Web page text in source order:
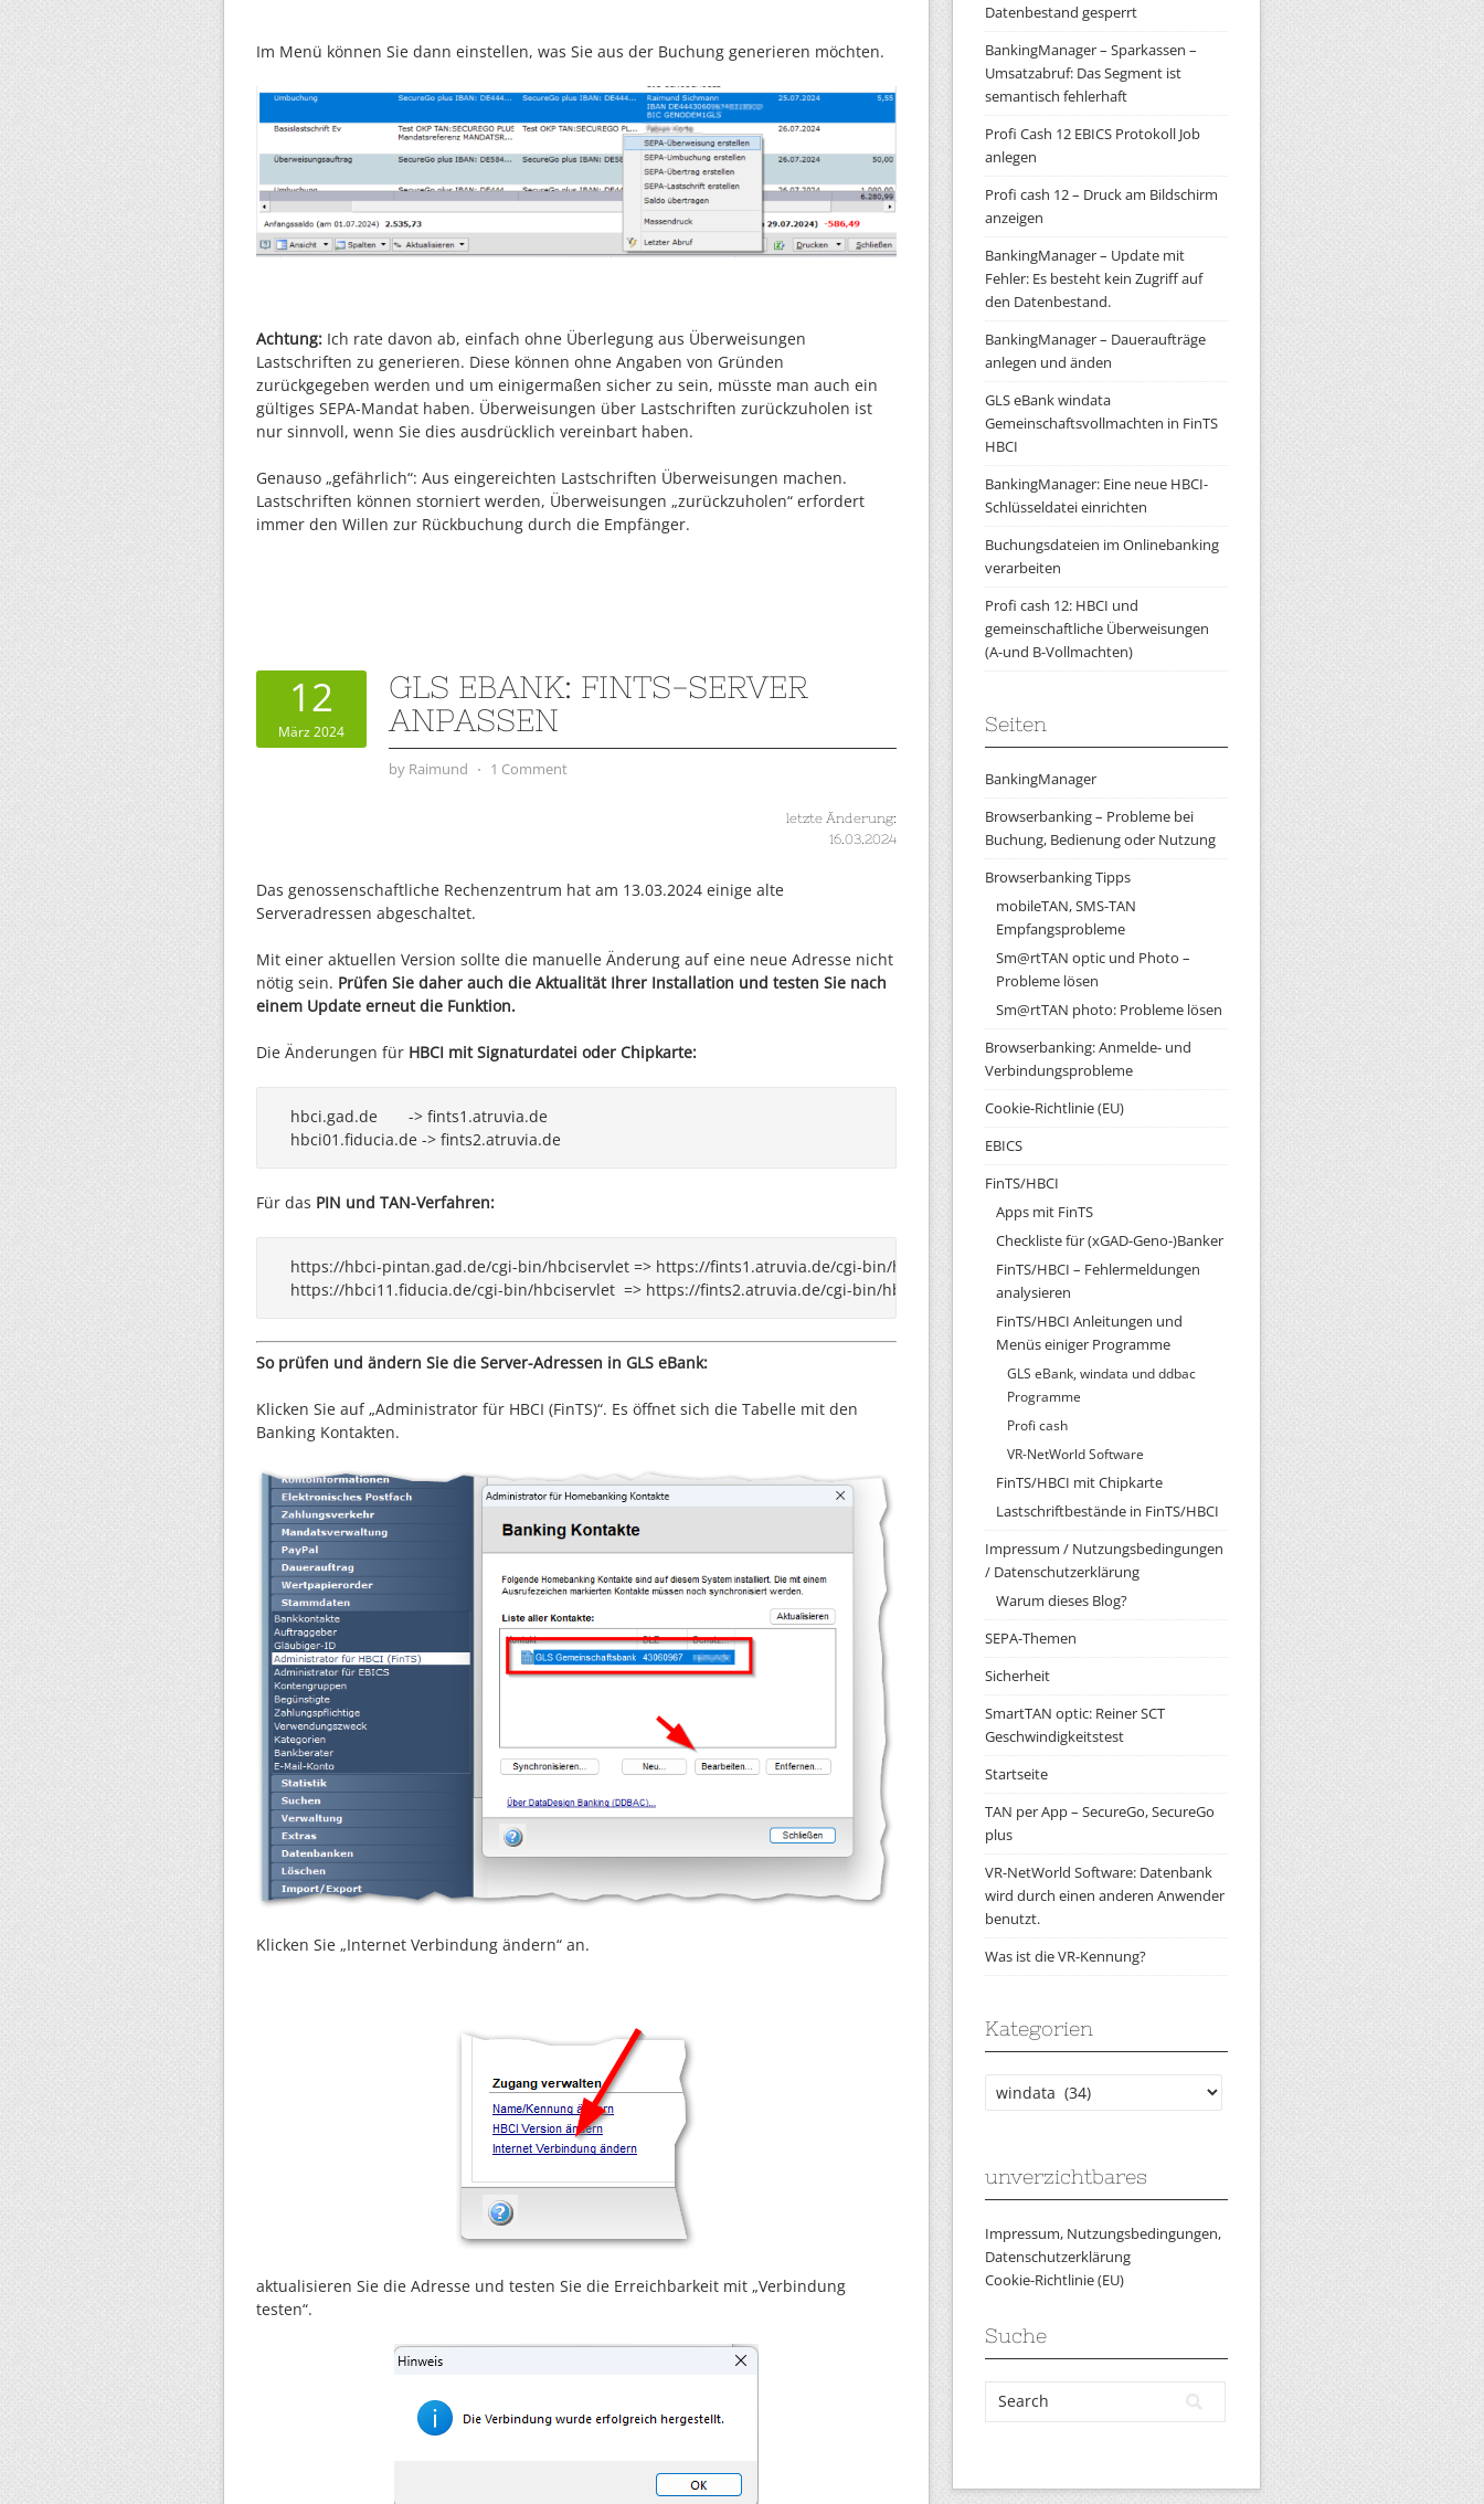
Im Menü können Sie dann einstellen, was Sie aus der Buchung generieren möchten.
Achtung: Ich rate davon ab, einfach ohne Überlegung aus Überweisungen
Lastschriften zu generieren. Diese können ohne Angaben von Gründen
zurückgegeben werden und um einigermaßen sicher zu sein, müsste man auch ein
gültiges SEPA-Mandat haben. Überweisungen über Lastschriften zurückzuholen ist
nur sinnvoll, wenn Sie dies ausdrücklich vereinbart haben.
Genauso „gefährlich“: Aus eingereichten Lastschriften Überweisungen machen.
Lastschriften können storniert werden, Überweisungen „zurückzuholen“ erfordert
immer den Willen zur Rückbuchung durch die Empfänger.
12
März 2024
GLS EBANK: FINTS-SERVER
ANPASSEN
by Raimund ⋅ 1 Comment
letzte Änderung:
16.03.2024
Das genossenschaftliche Rechenzentrum hat am 13.03.2024 einige alte
Serveradressen abgeschaltet.
Mit einer aktuellen Version sollte die manuelle Änderung auf eine neue Adresse nicht
nötig sein. Prüfen Sie daher auch die Aktualität Ihrer Installation und testen Sie nach
einem Update erneut die Funktion.
Die Änderungen für HBCI mit Signaturdatei oder Chipkarte:
hbci.gad.de       -> fints1.atruvia.de
hbci01.fiducia.de -> fints2.atruvia.de
Für das PIN und TAN-Verfahren:
https://hbci-pintan.gad.de/cgi-bin/hbciservlet => https://fints1.atruvia.de/cgi-bin/hbciservlet
So prüfen und ändern Sie die Server-Adressen in GLS eBank:
Klicken Sie auf „Administrator für HBCI (FinTS)“. Es öffnet sich die Tabelle mit den
Banking Kontakten.
Klicken Sie „Internet Verbindung ändern“ an.
aktualisieren Sie die Adresse und testen Sie die Erreichbarkeit mit „Verbindung
testen“.
Datenbestand gesperrt
BankingManager – Sparkassen –
Umsatzabruf: Das Segment ist
semantisch fehlerhaft
Profi Cash 12 EBICS Protokoll Job
anlegen
Profi cash 12 – Druck am Bildschirm
anzeigen
BankingManager – Update mit
Fehler: Es besteht kein Zugriff auf
den Datenbestand.
BankingManager – Daueraufträge
anlegen und änden
GLS eBank windata
Gemeinschaftsvollmachten in FinTS
HBCI
BankingManager: Eine neue HBCI-
Schlüsseldatei einrichten
Buchungsdateien im Onlinebanking
verarbeiten
Profi cash 12: HBCI und
gemeinschaftliche Überweisungen
(A-und B-Vollmachten)
Seiten
BankingManager
Browserbanking – Probleme bei
Buchung, Bedienung oder Nutzung
Browserbanking Tipps
mobileTAN, SMS-TAN
Empfangsprobleme
Sm@rtTAN optic und Photo –
Probleme lösen
Sm@rtTAN photo: Probleme lösen
Browserbanking: Anmelde- und
Verbindungsprobleme
Cookie-Richtlinie (EU)
EBICS
FinTS/HBCI
Apps mit FinTS
Checkliste für (xGAD-Geno-)Banker
FinTS/HBCI – Fehlermeldungen
analysieren
FinTS/HBCI Anleitungen und
Menüs einiger Programme
GLS eBank, windata und ddbac
Programme
Profi cash
VR-NetWorld Software
FinTS/HBCI mit Chipkarte
Lastschriftbestände in FinTS/HBCI
Impressum / Nutzungsbedingungen
/ Datenschutzerklärung
Warum dieses Blog?
SEPA-Themen
Sicherheit
SmartTAN optic: Reiner SCT
Geschwindigkeitstest
Startseite
TAN per App – SecureGo, SecureGo
plus
VR-NetWorld Software: Datenbank
wird durch einen anderen Anwender
benutzt.
Was ist die VR-Kennung?
Kategorien
Kategorien
unverzichtbares
Impressum, Nutzungsbedingungen,
Datenschutzerklärung
Cookie-Richtlinie (EU)
Suche